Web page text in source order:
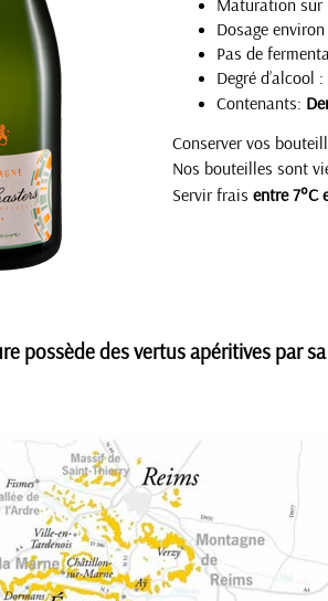
Maturation sur
Dosage
Pas de
Degré d’alcool
Contenants:
Conserver vos
Nos bouteilles sont
Servir frais entre 7°C
possède des vertus apéritives par